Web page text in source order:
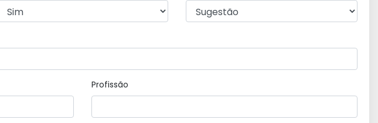
Profissão